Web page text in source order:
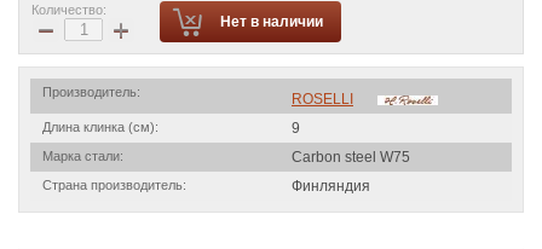
Количество:
− + Нет в наличии
Производитель: ROSELLI
Длина клинка (см): 9
Марка стали: Carbon steel W75
Страна производитель: Финляндия